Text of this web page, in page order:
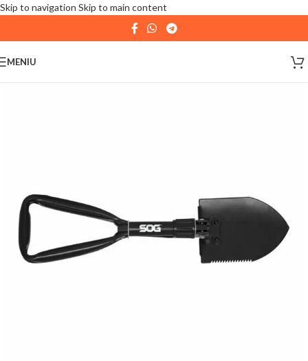
Skip to navigation Skip to main content
| 📦 Program livrari|In perioada11 August - 18
August,
MENIU